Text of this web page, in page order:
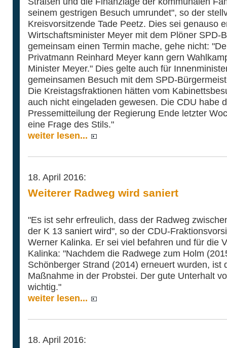
seinem gestrigen Besuch umrundet", so der
Kreisvorsitzende Tade Peetz. Dies sei genauso
Wirtschaftsminister Meyer mit dem Plöner SPD-
gemeinsam einen Termin mache, gehe nicht:
Privatmann Reinhard Meyer kann gern
Minister Meyer." Dies gelte auch für
gemeinsamen Besuch mit dem SPD-
Die Kreistagsfraktionen hätten vom
auch nicht eingeladen gewesen. Die CDU habe
Pressemitteilung der Regierung Ende letzter
eine Frage des Stils."
weiter lesen...
18. April 2016:
Weiterer Radweg wird saniert
"Es ist sehr erfreulich, dass der Radweg
der K 13 saniert wird", so der CDU-
Werner Kalinka. Er sei viel befahren und für die
Kalinka: "Nachdem die Radwege zum Holm
Schönberger Strand (2014) erneuert wurden, ist
Maßnahme in der Probstei. Der gute Unterhalt
wichtig."
weiter lesen...
18. April 2016: